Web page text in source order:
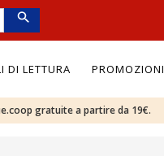
DI LETTURA PROMOZIONI
gratuite a partire da 19€.